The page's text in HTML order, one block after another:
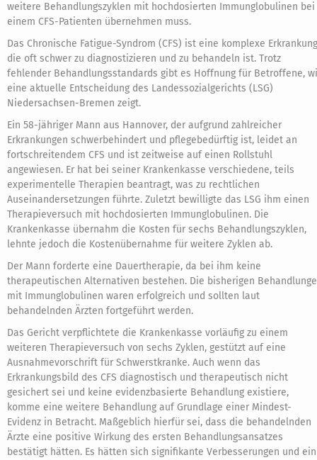
weitere Behandlungszyklen mit hochdosierten Immunglobulinen bei
einem CFS-Patienten übernehmen muss.
Das Chronische Fatigue-Syndrom (CFS) ist eine komplexe
die oft schwer zu diagnostizieren und zu behandeln ist. Trotz
fehlender Behandlungsstandards gibt es Hoffnung für Betroffene,
eine aktuelle Entscheidung des Landessozialgerichts (LSG)
Niedersachsen-Bremen zeigt.
Ein 58-jähriger Mann aus Hannover, der aufgrund zahlreicher
Erkrankungen schwerbehindert und pflegebedürftig ist, leidet an
fortschreitendem CFS und ist zeitweise auf einen Rollstuhl
angewiesen. Er hat bei seiner Krankenkasse verschiedene, teils
experimentelle Therapien beantragt, was zu rechtlichen
Auseinandersetzungen führte. Zuletzt bewilligte das LSG ihm einen
Therapieversuch mit hochdosierten Immunglobulinen. Die
Krankenkasse übernahm die Kosten für sechs Behandlungszyklen,
lehnte jedoch die Kostenübernahme für weitere Zyklen ab.
Der Mann forderte eine Dauertherapie, da bei ihm keine
therapeutischen Alternativen bestehen. Die bisherigen
mit Immunglobulinen waren erfolgreich und sollten laut
behandelnden Ärzten fortgeführt werden.
Das Gericht verpflichtete die Krankenkasse vorläufig zu einem
weiteren Therapieversuch von sechs Zyklen, gestützt auf eine
Ausnahmevorschrift für Schwerstkranke. Auch wenn das
Erkrankungsbild des CFS diagnostisch und therapeutisch nicht
gesichert sei und keine evidenzbasierte Behandlung existiere,
komme eine weitere Behandlung auf Grundlage einer Mindest-
Evidenz in Betracht. Maßgeblich hierfür sei, dass die behandelnden
Ärzte eine positive Wirkung des ersten Behandlungsansatzes
bestätigt hätten. Es hätten sich signifikante Verbesserungen und ein